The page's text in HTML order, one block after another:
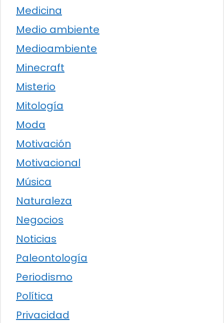
Medicina
Medio ambiente
Medioambiente
Minecraft
Misterio
Mitología
Moda
Motivación
Motivacional
Música
Naturaleza
Negocios
Noticias
Paleontología
Periodismo
Política
Privacidad